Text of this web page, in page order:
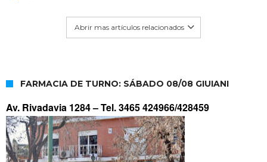
Abrir mas artículos relacionados
FARMACIA DE TURNO: SÁBADO 08/08 GIUIANI
Av. Rivadavia 1284 –Tel. 3465 424966/428459